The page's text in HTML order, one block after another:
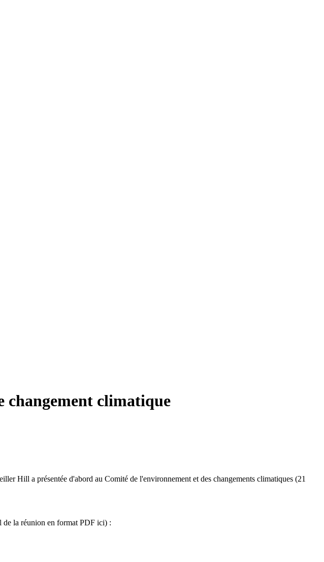
climatique
Hill a présentée d'abord au Comité de l'environnement et des changements climatiques (21
de la réunion en format PDF ici) :